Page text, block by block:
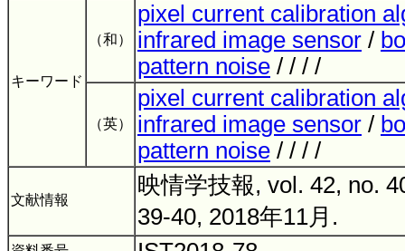
キーワード
（和）
pixel current calibration
infrared image sensor /
pattern noise / / / /
（英）
pixel current calibration
infrared image sensor /
pattern noise / / / /
文献情報
映情学技報, vol. 42, no.
39-40, 2018年11月.